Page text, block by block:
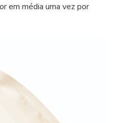
em média uma vez por